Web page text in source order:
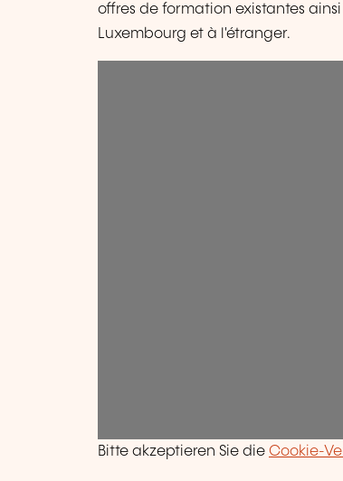
offres de formation existantes
Luxembourg et à l'étranger.
Bitte akzeptieren Sie die Cookie-